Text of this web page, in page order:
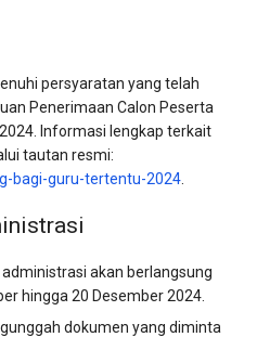
persyaratan yang telah
Penerimaan Calon Peserta
Informasi lengkap terkait
tautan resmi:
bagi-guru-tertentu-2024
administrasi akan berlangsung
hingga 20 Desember 2024.
dokumen yang diminta